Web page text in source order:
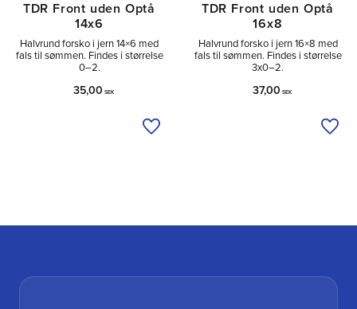
TDR Front uden Optå
14x6
Halvrund forsko i jern 14×6 med
fals til sømmen. Findes i størrelse
0–2.
35,00 SEK
Tilføj til ønskeliste
TDR Front uden Optå
16x8
Halvrund forsko i jern 16×8 med
fals til sømmen. Findes i størrelse
3x0–2.
37,00 SEK